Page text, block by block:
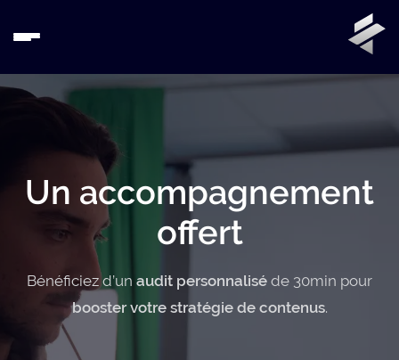
Un accompagnement
offert
Bénéficiez d’un audit personnalisé de 30min pour
booster votre stratégie de contenus.